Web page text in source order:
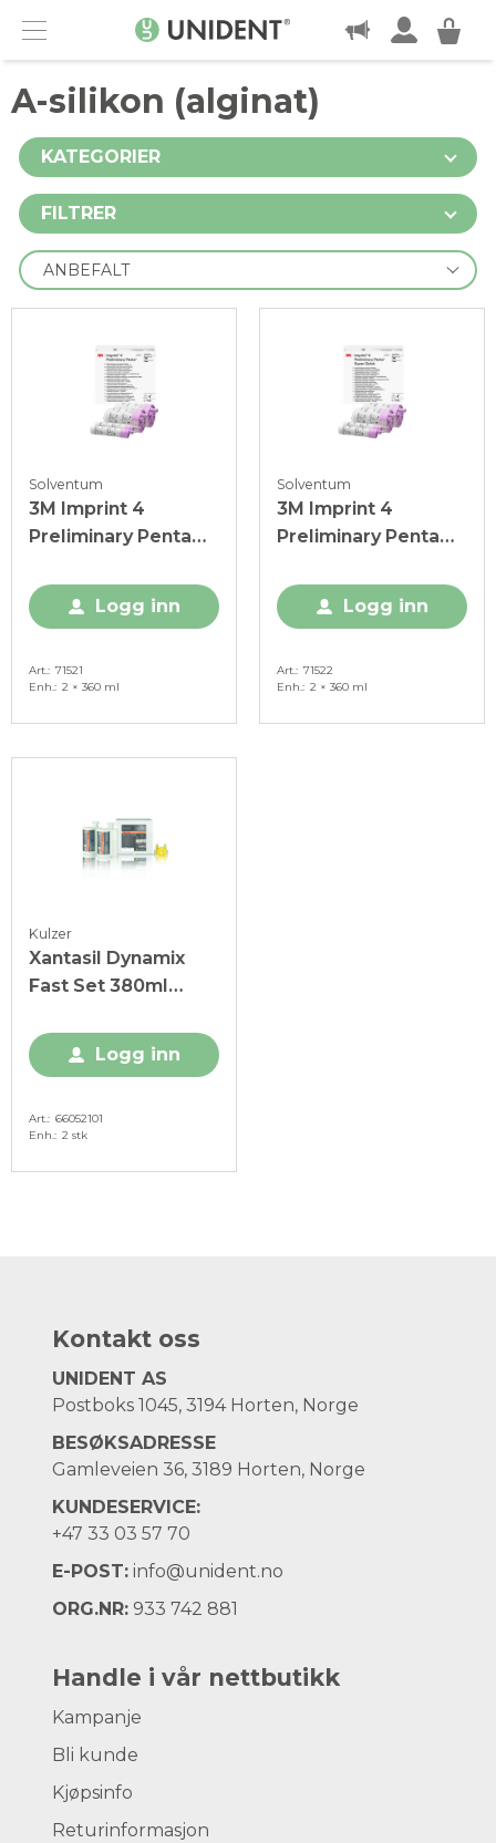
Menu
KONTAKT
A-silikon (alginat)
KATEGORIER
FILTRER
Solventum
3M Imprint 4
Preliminary Penta
Logg inn
Art.
71521
Enh.
2 × 360 ml
Solventum
3M Imprint 4
Preliminary Penta
2 stk
Logg inn
Art.
71522
Enh.
2 × 360 ml
Kulzer
Xantasil Dynamix
Fast Set 380ml
Logg inn
Art. 66052101
Enh. 2 stk
Kontakt oss
UNIDENT AS
Postboks 1045, 3194 Horten, Norge
BESØKSADRESSE
Gamleveien 36, 3189 Horten, Norge
KUNDESERVICE:
+4733 03 57 70
E-POST: info@unident.no
ORG.NR: 933 742 881
Handle i vår nettbutikk
Kampanje
Bli kunde
Kjøpsinfo
Returinformasjon